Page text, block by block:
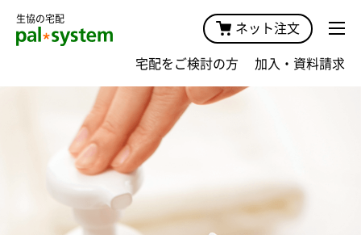
生協の宅配
ネット注文
宅配をご検討の方 加入・資料請求